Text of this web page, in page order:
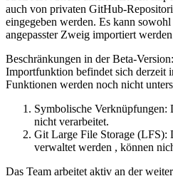
auch von privaten GitHub-
eingegeben werden. Es kann
angepasster Zweig importiert
Beschränkungen in der Beta-
Importfunktion befindet sich derzeit
Funktionen werden noch nicht
Symbolische Verknüpfungen:
nicht verarbeitet.
Git Large File Storage (LFS):
verwaltet werden , können
Das Team arbeitet aktiv an der